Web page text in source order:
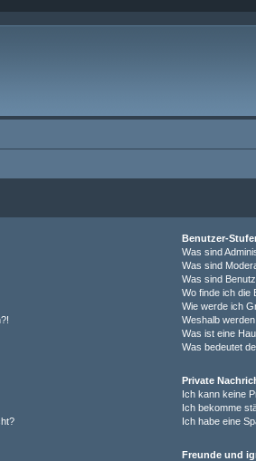
Benutzer-
Was sind
Was sind
Was sind
Wo finde ich die
Wie werde ich
Weshalb
Was ist eine
Was bedeutet
Private
Ich kann keine
Ich bekomme
Ich habe eine
Freunde und